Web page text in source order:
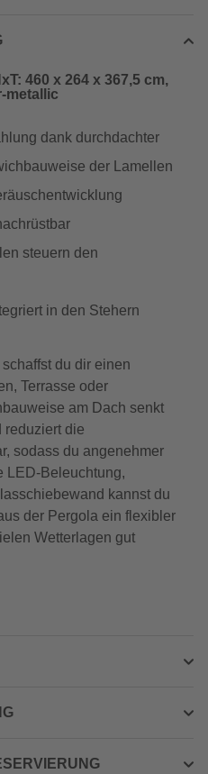
460 x 264 x 367,5 cm,
metallic
dank durchdachter
der Lamellen
steuern den
in den Stehern
du dir einen
Terrasse oder
am Dach senkt
reduziert die
sodass du angenehmer
LED-Beleuchtung,
kannst du
der Pergola ein flexibler
Wetterlagen gut